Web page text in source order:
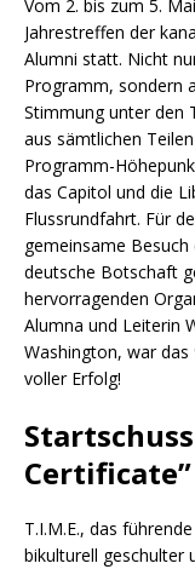
Vom 2. bis zum 5.
Jahrestreffen der
Alumni statt. Nicht
Programm, sondern
Stimmung unter den
aus sämtlichen
Programm-
das Capitol und die
Flussrundfahrt. Für
gemeinsame
deutsche Botschaft
hervorragenden
Alumna und Leiterin
Washington, war das
voller Erfolg!
Certificate”
T.I.M.E., das
bikulturell geschulter